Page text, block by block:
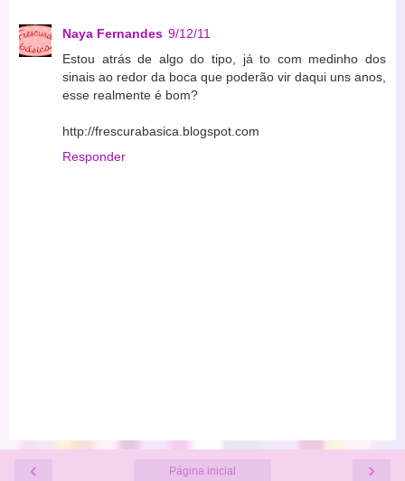
Naya Fernandes 9/12/11
Estou atrás de algo do tipo, já to com medinho dos
sinais ao redor da boca que poderão vir daqui uns anos,
esse realmente é bom?
http://frescurabasica.blogspot.com
Responder
‹ ›
Página inicial